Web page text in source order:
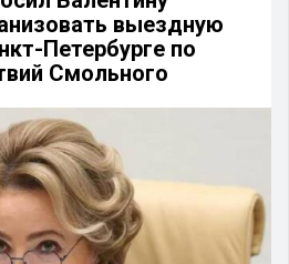
выездную
Петербурге по
Смольного